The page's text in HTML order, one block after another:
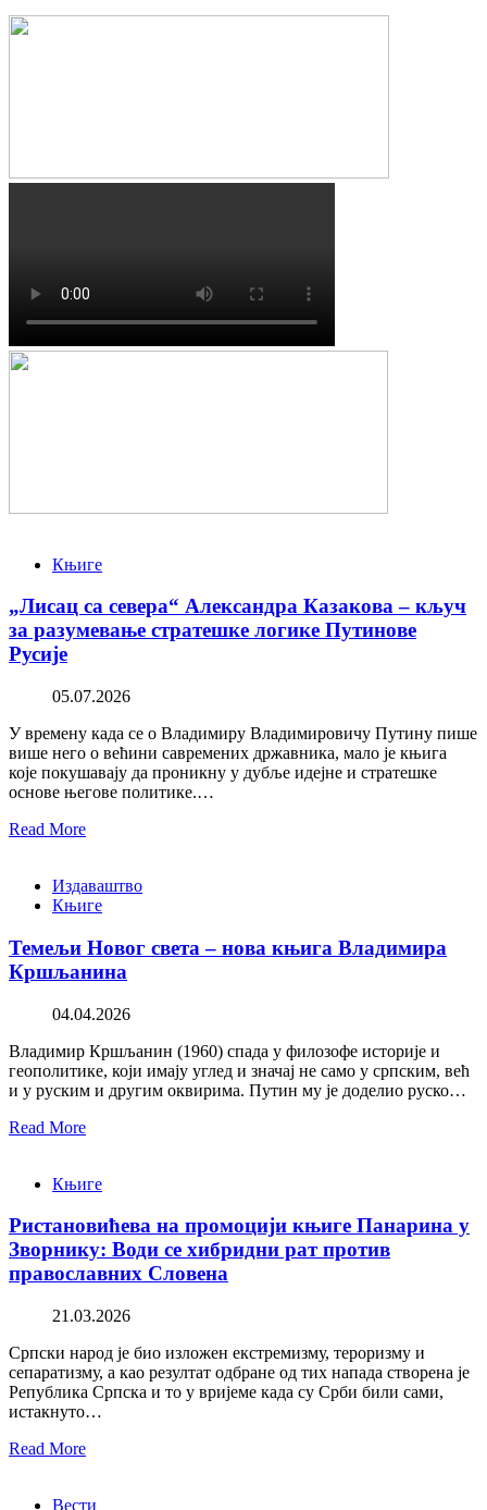
Књиге
„Лисац са севера“ Александра Казакова – кључ
за разумевање стратешке логике Путинове
Русије
05.07.2026
У времену када се о Владимиру Владимировичу Путину пише
више него о већини савремених државника, мало је књига
које покушавају да проникну у дубље идејне и стратешке
основе његове политике.…
Read More
Издаваштво
Књиге
Темељи Новог света – нова књига Владимира
Кршљанина
04.04.2026
Владимир Кршљанин (1960) спада у филозофе историје и
геополитике, који имају углед и значај не само у српским, већ
и у руским и другим оквирима. Путин му је доделио руско…
Read More
Књиге
Ристановићева на промоцији књиге Панарина у
Зворнику: Води се хибридни рат против
православних Словена
21.03.2026
Српски народ је био изложен екстремизму, тероризму и
сепаратизму, а као резултат одбране од тих напада створена је
Република Српска и то у вријеме када су Срби били сами,
истакнуто…
Read More
Вести